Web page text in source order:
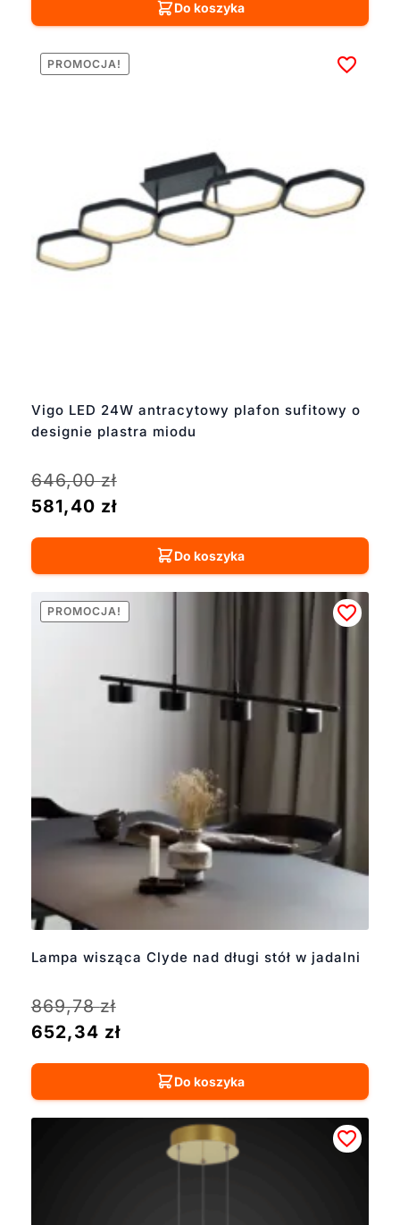
Do koszyka
Vigo LED 24W antracytowy plafon sufitowy o
designie plastra miodu
PROMOCJA!
646,00zł
581,40 zł
Do koszyka
Lampa wisząca Clyde nad długi stół w jadalni
PROMOCJA!
869,78zł
652,34 zł
Do koszyka